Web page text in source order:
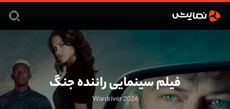
فیلم سینمایی راننده جنگ
Wardriver 2026